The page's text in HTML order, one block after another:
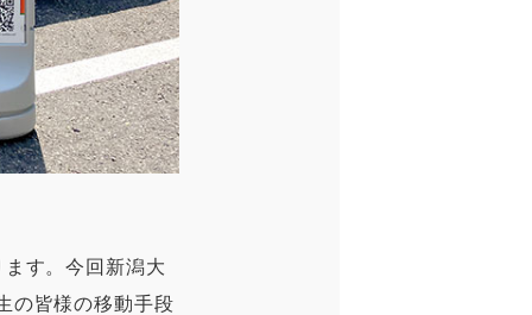
す。今回新潟大
の皆様の移動手段